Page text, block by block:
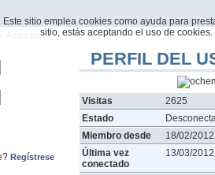
Este sitio emplea cookies como ayuda para
sitio, estás aceptando el uso de cookies.
Regístrese
PERFIL DEL
Visitas
2625
Estado
Miembro desde
18/02/
Última vez
conectado
13/03/